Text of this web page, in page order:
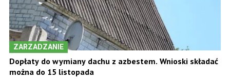
ZARZADZANIE
Dopłaty do wymiany dachu z azbestem. Wnioski składać
można do 15 listopada